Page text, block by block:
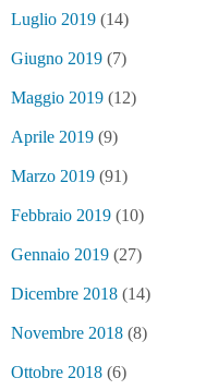
Luglio 2019 (14)
Giugno 2019 (7)
Maggio 2019 (12)
Aprile 2019 (9)
Marzo 2019 (91)
Febbraio 2019 (10)
Gennaio 2019 (27)
Dicembre 2018 (14)
Novembre 2018 (8)
Ottobre 2018 (6)